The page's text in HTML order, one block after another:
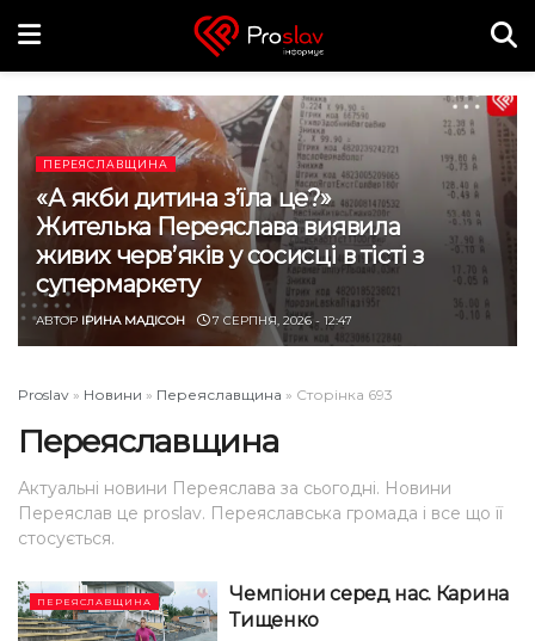
ПЕРЕЯСЛАВЩИНА
«А якби дитина з’їла це?»
Жителька Переяслава виявила
живих черв’яків у сосисці в тісті з
супермаркету
АВТОР ІРИНА МАДІСОН 7 СЕРПНЯ, 2026 - 12:47
Proslav » Новини » Переяславщина » Сторінка 693
Переяславщина
Актуальні новини Переяслава за сьогодні. Новини
Переяслав це proslav. Переяславська громада і все що її
стосується.
ПЕРЕЯСЛАВЩИНА
Чемпіони серед нас. Карина
Тищенко